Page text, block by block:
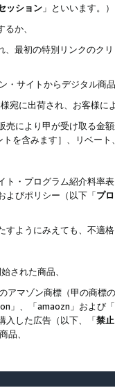
ッション 」といいます。
か、
、最初の特別リンクのク
・サイトからデジタル
宛に出荷され、お客様
売により甲が受け取る金
を含みます］、リベー
ト・プログラム紹介料率
よびポリシー（以下「プ
すようにみえても、不適
された商品、
アマゾン商標（甲の商
」、「amaozn」および
入した広告（以下、「禁
品、